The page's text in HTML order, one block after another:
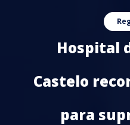
Hospital
Castelo
para